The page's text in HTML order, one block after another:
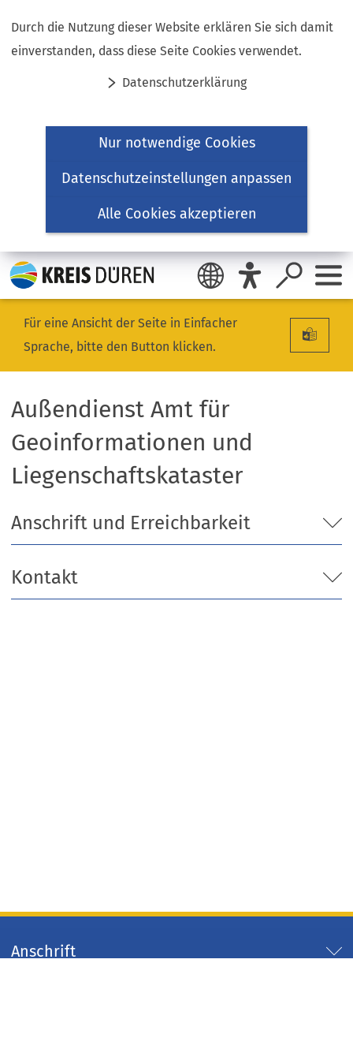
Durch die Nutzung dieser Website erklären Sie sich damit
einverstanden, dass diese Seite Cookies verwendet.
Datenschutzerklärung
Nur notwendige Cookies
Datenschutzeinstellungen anpassen
Alle Cookies akzeptieren
Inhalt anspringen
Für eine Ansicht der Seite in Einfacher
Sprache, bitte den Button klicken.
Außendienst Amt für
Geoinformationen und
Liegenschaftskataster
Anschrift und Erreichbarkeit
Kontakt
Anschrift